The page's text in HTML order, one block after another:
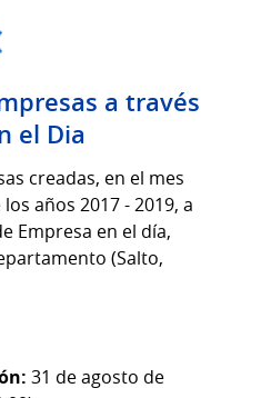
a través
el Dia
creadas, en el mes
años 2017 - 2019, a
Empresa en el día,
(Salto,
31 de agosto de